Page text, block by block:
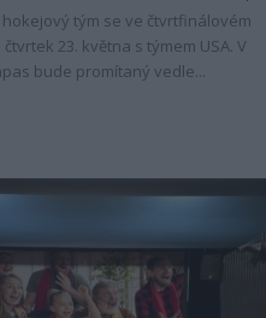
hokejový tým se ve čtvrtfinálovém
23. května s týmem USA. V
bude promítaný vedle...